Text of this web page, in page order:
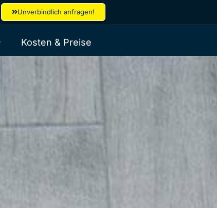
Unverbindlich anfragen!
Kosten & Preise